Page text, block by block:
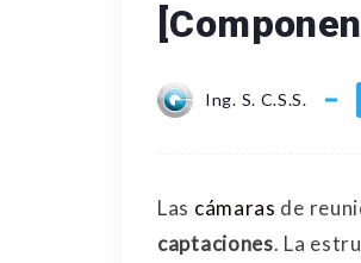
Ing. S. C.S.S.
Las cámaras de
captaciones. La